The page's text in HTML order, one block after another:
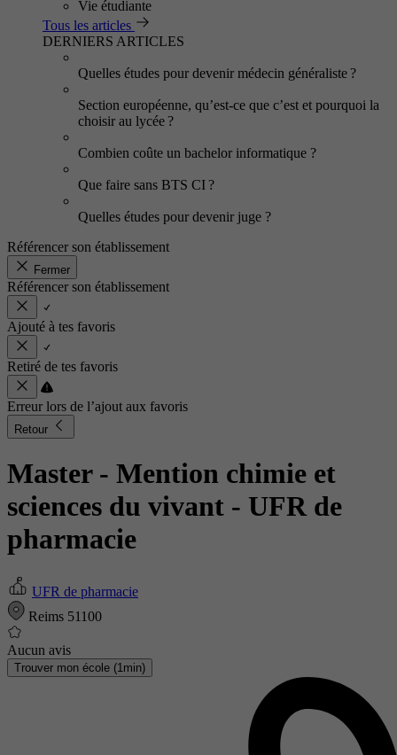
Vie étudiante
Tous les articles
DERNIERS ARTICLES
Quelles études pour devenir médecin généraliste ?
Section européenne, qu’est-ce que c’est et pourquoi la
choisir au lycée ?
Combien coûte un bachelor informatique ?
Que faire sans BTS CI ?
Quelles études pour devenir juge ?
Référencer son établissement
Fermer
Référencer son établissement
Ajouté à tes favoris
Retiré de tes favoris
Erreur lors de l’ajout aux favoris
Retour
Master - Mention chimie et
sciences du vivant - UFR de
pharmacie
UFR de pharmacie
Reims 51100
Aucun avis
Trouver mon école (1min)